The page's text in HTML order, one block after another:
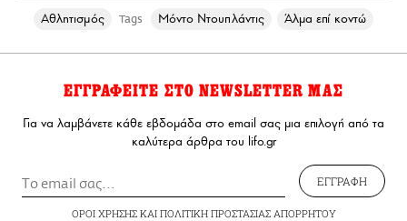
Αθλητισμός Tags Μόντο Ντουπλάντις Άλμα επί κοντώ
ΕΓΓΡΑΦΕΙΤΕ ΣΤΟ NEWSLETTER ΜΑΣ
Για να λαμβάνετε κάθε εβδομάδα στο email σας μια επιλογή από τα
καλύτερα άρθρα του lifo.gr
ΕΓΓΡΑΦΗ
ΟΡΟΙ ΧΡΗΣΗΣΚΑΙ ΠΟΛΙΤΙΚΗ ΠΡΟΣΤΑΣΙΑΣ ΑΠΟΡΡΗΤΟΥ